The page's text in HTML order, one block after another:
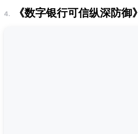
《数字银行可信纵深防御》